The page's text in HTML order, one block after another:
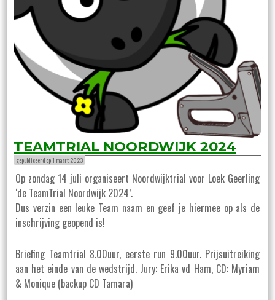
TEAMTRIAL NOORDWIJK 2024
gepubliceerd op 1 maart 2023
Op zondag 14 juli organiseert Noordwijktrial voor Loek Geerling
‘de TeamTrial Noordwijk 2024’.
Dus verzin een leuke Team naam en geef je hiermee op als de
inschrijving geopend is!
Briefing Teamtrial 8.00uur, eerste run 9.00uur. Prijsuitreiking
aan het einde van de wedstrijd. Jury: Erika vd Ham, CD: Myriam
& Monique (backup CD Tamara)